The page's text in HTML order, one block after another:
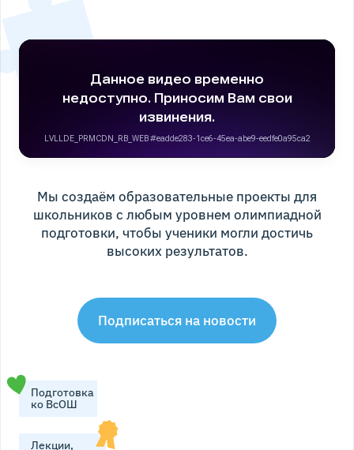
Мы создаём образовательные проекты для
школьников с любым уровнем олимпиадной
подготовки, чтобы ученики могли достичь
высоких результатов.
Подписаться на новости
Подготовка
ко ВсОШ
Лекции,